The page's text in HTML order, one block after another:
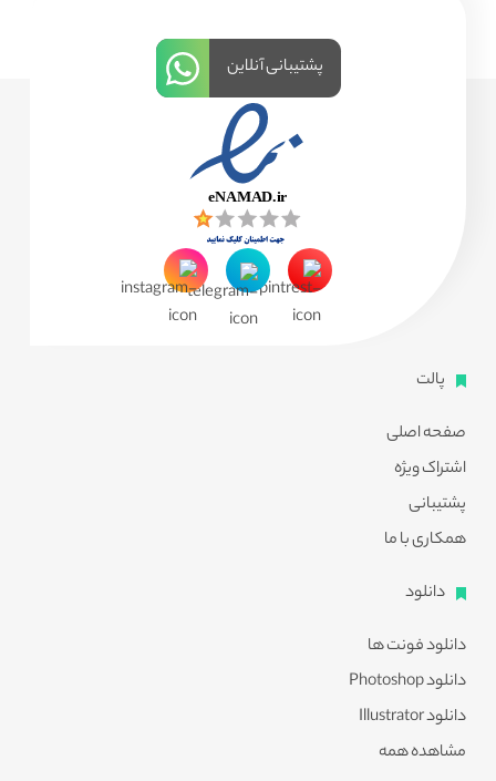
پالت
صفحه اصلی
اشتراک ویژه
پشتیبانی
همکاری با ما
دانلود
دانلود فونت ها
دانلود Photoshop
دانلود Illustrator
مشاهده همه
پشتیبانی آنلاین